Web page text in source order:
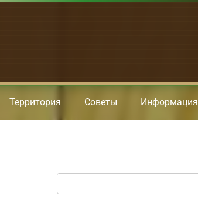
Территория Советы Информация